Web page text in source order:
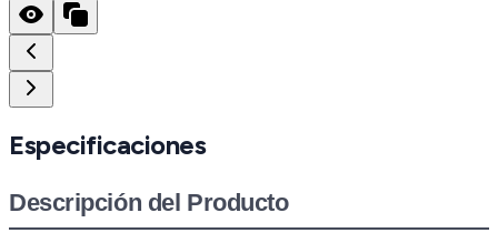
Especificaciones
Descripción del Producto